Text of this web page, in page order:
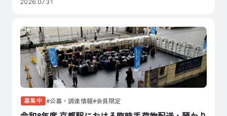
2026.07.31
募集中 公募・調達情報 会員限定